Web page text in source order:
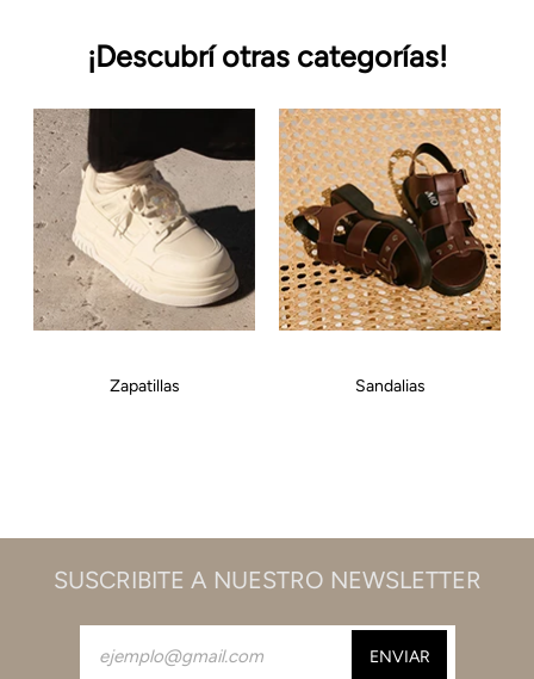
¡Descubrí otras categorías!
Zapatillas Sandalias
SUSCRIBITE A NUESTRO NEWSLETTER